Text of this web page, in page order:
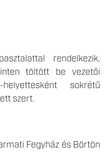
rendelkezik,
töltött be vezetői
helyettesként sokrétű
szert.
Fegyház és Börtön